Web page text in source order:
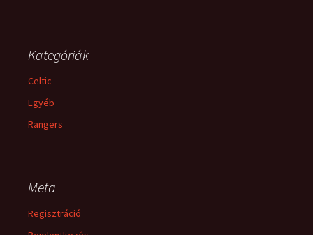
Kategóriák
Celtic
Egyéb
Rangers
Meta
Regisztráció